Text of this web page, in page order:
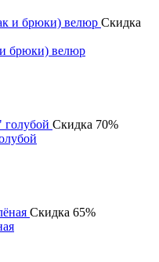
Скидка
брюки) велюр
Скидка 70%
Скидка 65%